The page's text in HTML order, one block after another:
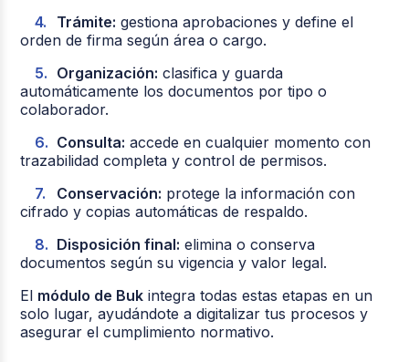
Trámite: gestiona aprobaciones y define el
orden de firma según área o cargo.
Organización: clasifica y guarda
automáticamente los documentos por tipo o
colaborador.
Consulta: accede en cualquier momento con
trazabilidad completa y control de permisos.
Conservación: protege la información con
cifrado y copias automáticas de respaldo.
Disposición final: elimina o conserva
documentos según su vigencia y valor legal.
El módulo de Buk integra todas estas etapas en un
solo lugar, ayudándote a digitalizar tus procesos y
asegurar el cumplimiento normativo.